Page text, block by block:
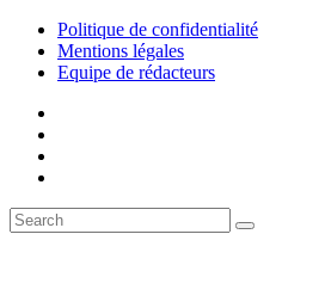
Politique de confidentialité
Mentions légales
Equipe de rédacteurs